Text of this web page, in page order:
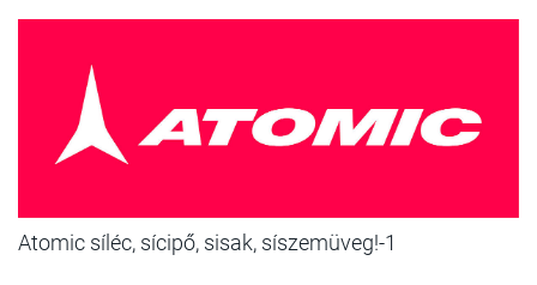
Atomic síléc, sícipő, sisak, síszemüveg!-1